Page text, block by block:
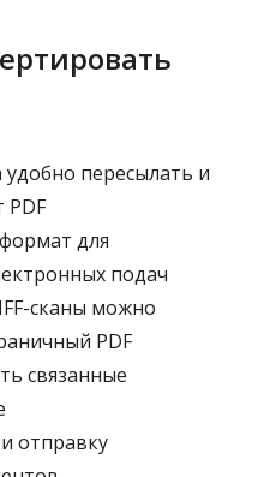
удобно пересылать и
PDF
для
подач
сканы можно
PDF
связанные
отправку